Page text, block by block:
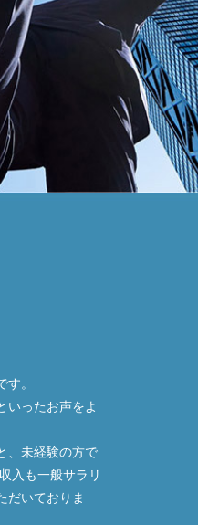
。
いったお声をよ
、未経験の方で
入も一般サラリ
だいておりま